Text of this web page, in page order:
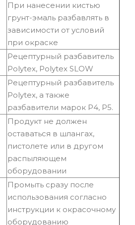
При нанесении кистью
грунт-эмаль разбавлять в
зависимости от условий
при окраске
Рецептурный разбавитель
Polytex, Polytex SLOW
Рецептурный разбавитель
Polytex, а также
разбавители марок Р4, Р5.
Продукт не должен
оставаться в шлангах,
пистолете или в другом
распыляющем
оборудовании
Промыть сразу после
использования согласно
инструкции к окрасочному
оборудованию